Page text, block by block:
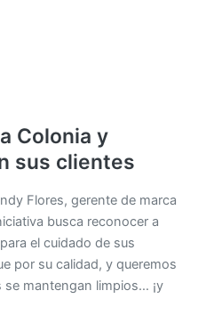
Colonia y
sus clientes
Flores, gerente de marca
busca reconocer a
el cuidado de sus
por su calidad, y queremos
mantengan limpios… ¡y